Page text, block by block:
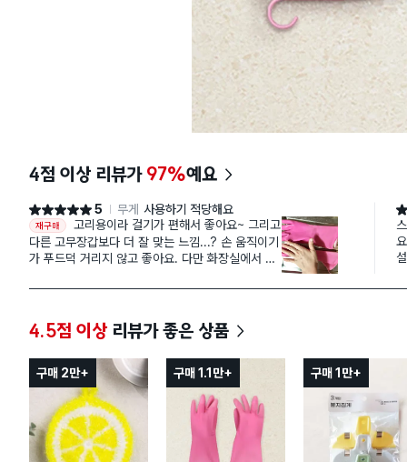
4점 이상 리뷰가 97%예요
별점 5점 5 무게 사용하기 적당해요
재구매
고리용이라 걸기가 편해서 좋아요~ 그리고
다른 고무장갑보다 더 잘 맞는 느낌...? 손 움직이기
가 푸드덕 거리지 않고 좋아요. 다만 화장실에서 사
~ 물청소용으로는 살짝 짧게 느껴져요~ (평소에 무
4.5점 이상 리뷰가 좋은 상품
구매 2만+ 구매 1.1만+ 구매 1만+